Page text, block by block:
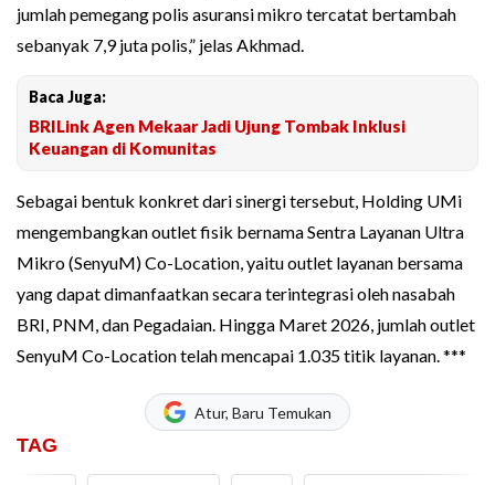
jumlah pemegang polis asuransi mikro tercatat bertambah
sebanyak 7,9 juta polis,” jelas Akhmad.
Baca Juga:
BRILink Agen Mekaar Jadi Ujung Tombak Inklusi
Keuangan di Komunitas
Sebagai bentuk konkret dari sinergi tersebut, Holding UMi
mengembangkan outlet fisik bernama Sentra Layanan Ultra
Mikro (SenyuM) Co-Location, yaitu outlet layanan bersama
yang dapat dimanfaatkan secara terintegrasi oleh nasabah
BRI, PNM, dan Pegadaian. Hingga Maret 2026, jumlah outlet
SenyuM Co-Location telah mencapai 1.035 titik layanan. ***
Atur, Baru Temukan
TAG